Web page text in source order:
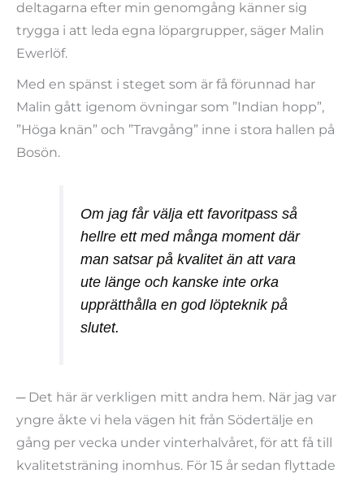
deltagarna efter min genomgång känner sig
trygga i att leda egna löpargrupper, säger Malin
Ewerlöf.
Med en spänst i steget som är få förunnad har
Malin gått igenom övningar som ”Indian hopp”,
”Höga knän” och ”Travgång” inne i stora hallen på
Bosön.
Om jag får välja ett favoritpass så
hellre ett med många moment där
man satsar på kvalitet än att vara
ute länge och kanske inte orka
upprätthålla en god löpteknik på
slutet.
─ Det här är verkligen mitt andra hem. När jag var
yngre åkte vi hela vägen hit från Södertälje en
gång per vecka under vinterhalvåret, för att få till
kvalitetsträning inomhus. För 15 år sedan flyttade